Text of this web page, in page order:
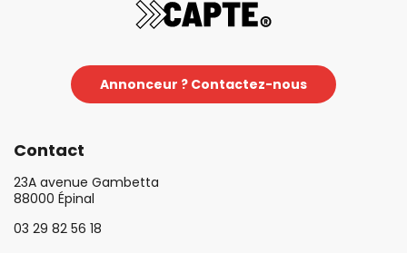
Annonceur ? Contactez-nous
Contact
23A avenue Gambetta
88000 Épinal
03 29 82 56 18